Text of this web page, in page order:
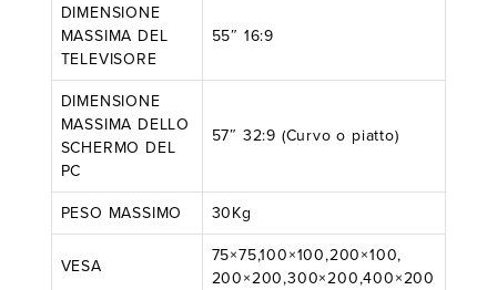
DIMENSIONE
MASSIMA DEL
TELEVISORE
55″ 16:9
DIMENSIONE
MASSIMA DELLO
SCHERMO DEL
PC
57″ 32:9 (Curvo o piatto)
PESO MASSIMO 30Kg
VESA
75×75,100×100,200×100,
200×200,300×200,400×200